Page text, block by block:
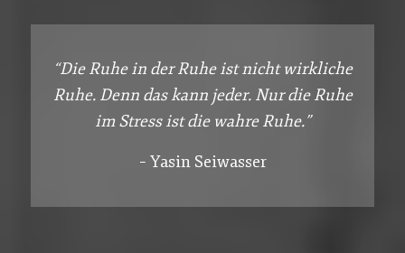
“Die Ruhe in der Ruhe ist nicht wirkliche
Ruhe. Denn das kann jeder. Nur die Ruhe
im Stress ist die wahre Ruhe.”
– Yasin Seiwasser